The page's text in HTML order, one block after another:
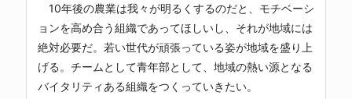
10年後の農業は我々が明るくするのだと、モチベーシ
ョンを高め合う組織であってほしいし、それが地域には
絶対必要だ。若い世代が頑張っている姿が地域を盛り上
げる。チームとして青年部として、地域の熱い源となる
バイタリティある組織をつくっていきたい。